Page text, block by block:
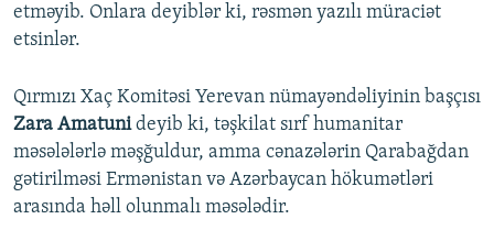
etməyib. Onlara deyiblər ki, rəsmən yazılı müraciət
etsinlər.
Qırmızı Xaç Komitəsi Yerevan nümayəndəliyinin başçısı
Zara Amatunideyib ki, təşkilat sırf humanitar
məsələlərlə məşğuldur, amma cənazələrin Qarabağdan
gətirilməsi Ermənistan və Azərbaycan hökumətləri
arasında həll olunmalı məsələdir.